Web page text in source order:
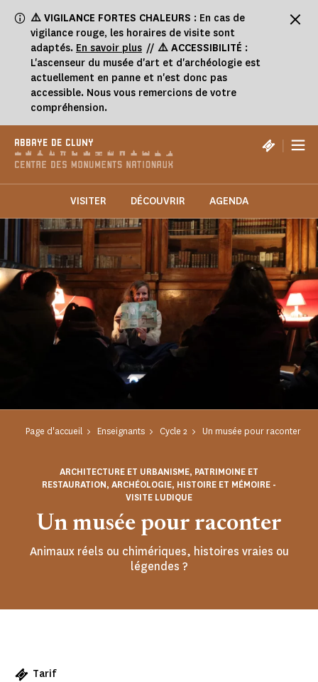
⚠️ VIGILANCE FORTES CHALEURS : En cas de
vigilance rouge, les horaires de visite sont
adaptés. En savoir plus // ⚠️ ACCESSIBILITÉ :
L'ascenseur du musée d'art et d'archéologie est
actuellement en panne et n'est donc pas
accessible. Nous vous remercions de votre
compréhension.
ABBAYE DE CLUNY |
VISITER DÉCOUVRIR AGENDA
Page d'accueil Enseignants Cycle 2 Un musée pour raconter
Un musée pour raconter
ARCHITECTURE ET URBANISME, PATRIMOINE ET
RESTAURATION, ARCHÉOLOGIE, HISTOIRE ET MÉMOIRE -
VISITE LUDIQUE
Animaux réels ou chimériques, histoires vraies ou
légendes ?
Tarif